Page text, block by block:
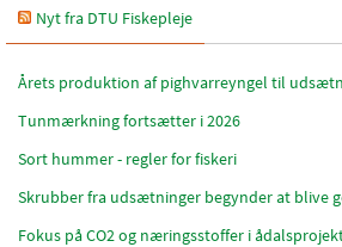
Nyt fra DTU Fiskepleje
Årets produktion af pighvarreyngel til
Tunmærkning fortsætter i 2026
Sort hummer - regler for fiskeri
Skrubber fra udsætninger begynder at blive
Fokus på CO2 og næringsstoffer i